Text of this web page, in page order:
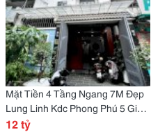
Mặt Tiền 4 Tầng Ngang 7M Đẹp
Lung Linh Kdc Phong Phú 5 Giáp
Bến Xe Quận 8 -
12 tỷ